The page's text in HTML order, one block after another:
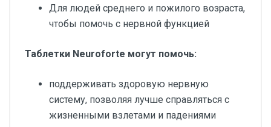
Для людей среднего и пожилого возраста,
чтобы помочь с нервной функцией
Таблетки Neuroforte могут помочь:
поддерживать здоровую нервную
систему, позволяя лучше справляться с
жизненными взлетами и падениями